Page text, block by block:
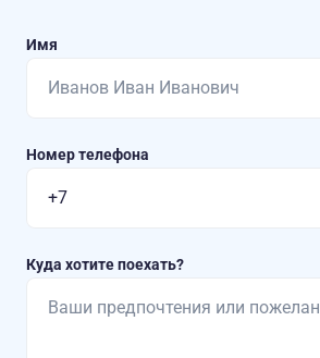
Имя
Номер телефона
Куда хотите поехать?